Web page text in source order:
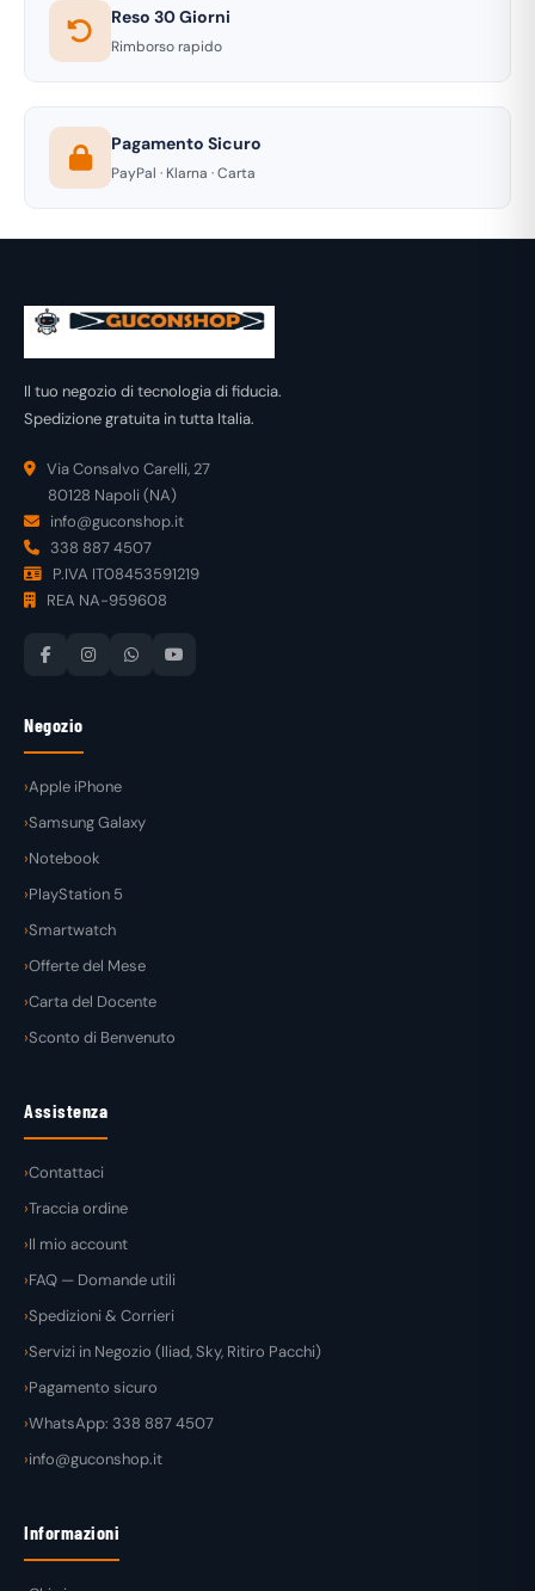
Reso 30 Giorni
Rimborso rapido
Pagamento Sicuro
PayPal · Klarna · Carta
Il tuo negozio di tecnologia di fiducia.
Spedizione gratuita in tutta Italia.
Via Consalvo Carelli, 27
80128 Napoli (NA)
info@guconshop.it
338 887 4507
P.IVA IT08453591219
REA NA-959608
Negozio
Apple iPhone
Samsung Galaxy
Notebook
PlayStation 5
Smartwatch
Offerte del Mese
Carta del Docente
Sconto di Benvenuto
Assistenza
Contattaci
Traccia ordine
Il mio account
FAQ — Domande utili
Spedizioni & Corrieri
Servizi in Negozio (Iliad, Sky, Ritiro Pacchi)
Pagamento sicuro
WhatsApp: 338 887 4507
info@guconshop.it
Informazioni